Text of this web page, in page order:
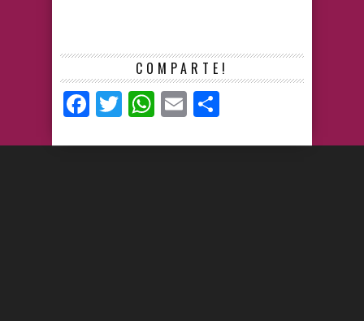
COMPARTE!
Facebook
TwitterWhatsApp
Email